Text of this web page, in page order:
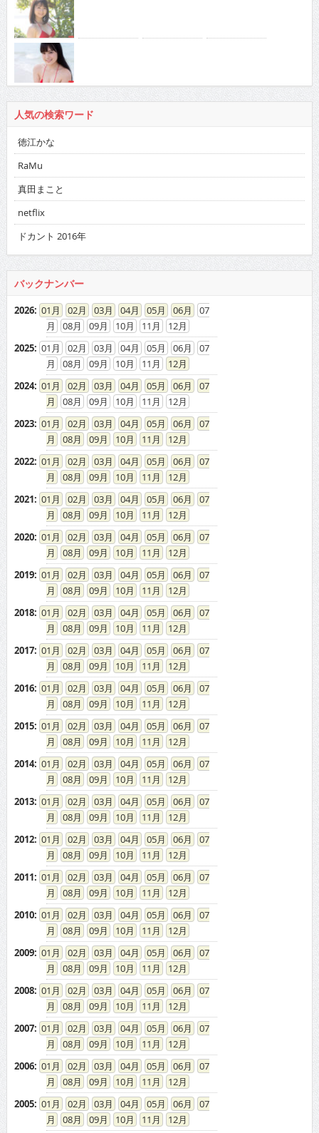
人気の検索ワード
徳江かな
RaMu
真田まこと
netflix
ドカント 2016年
バックナンバー
2026: 01 02 03 04 05 06
07
08
09 10 11
12
2025: 01 02 03 04 05 06
07
08
09 10 11
12
2024: 01 02 03 04 05 06
07
08
09 10 11
12
2023: 01 02 03 04 05 06
07
08
09 10 11
12
2022: 01 02 03 04 05 06
07
08
09 10 11
12
2021: 01 02 03 04 05 06
07
08
09 10 11
12
2020: 01 02 03 04 05 06
07
08
09 10 11
12
2019: 01 02 03 04 05 06
07
08
09 10 11
12
2018: 01 02 03 04 05 06
07
08
09 10 11
12
2017: 01 02 03 04 05 06
07
08
09 10 11
12
2016: 01 02 03 04 05 06
07
08
09 10 11
12
2015: 01 02 03 04 05 06
07
08
09 10 11
12
2014: 01 02 03 04 05 06
07
08
09 10 11
12
2013: 01 02 03 04 05 06
07
08
09 10 11
12
2012: 01 02 03 04 05 06
07
08
09 10 11
12
2011: 01 02 03 04 05 06
07
08
09 10 11
12
2010: 01 02 03 04 05 06
07
08
09 10 11
12
2009: 01 02 03 04 05 06
07
08
09 10 11
12
2008: 01 02 03 04 05 06
07
08
09 10 11
12
2007: 01 02 03 04 05 06
07
08
09 10 11
12
2006: 01 02 03 04 05 06
07
08
09 10 11
12
2005: 01 02 03 04 05 06
07
08
09 10 11
12